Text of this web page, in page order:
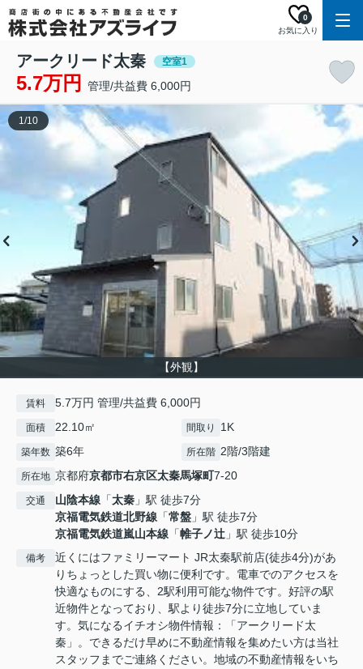
お気に入り
0
アークリード太秦 空室1
5.7万円 管理/共益費 6,000円
【外観】
1/10
賃料 5.7万円 管理/共益費 6,000円
面積 22.10㎡ 間取り 1K
築年数 築6年 所在階 2階/3階建
所在地 京都府京都市右京区太秦馬塚町7-20
交通 山陰本線 「太秦 」駅 徒歩7分
京福電気鉄道北野線 「常盤 」駅 徒歩7分
京福電気鉄道嵐山本線 「帷子ノ辻 」駅 徒歩10分
備考
近くにはファミリーマート JR太秦駅前店(徒歩4分)があ
りちょっとした買い物に便利です。電車でのアクセスを
快適なものにする、2駅利用可能な物件です。好評の駅
近物件となっており、駅より徒歩7分に立地していま
す。気になるイチオシ物件情報：「アークリード太
秦」。できるだけ早めに不動産情報を集めたい方は当社
スタッフまでご連絡ください。地域の不動産情報をいち